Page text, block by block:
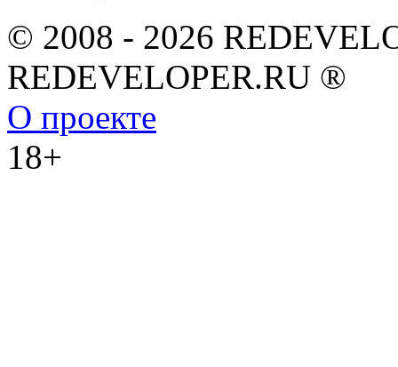
© 2008 - 2026
REDEVELOPER.RU ®
О проекте
18+